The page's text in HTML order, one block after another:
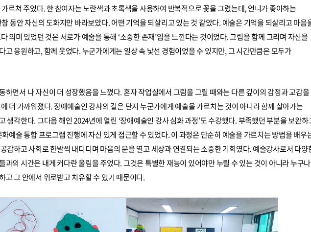
르쳐 주었다. 한 참여자는 노란색과 초록색을 사용하여 반복적으로 꽃을 그렸는데, 언니가 좋아하는
동안 자신의 도화지만 바라보았다. 어떤 기억을 되살리고 있는 것 같았다. 예술은 기억을 되살리고 마음
의미 있었던 것은 서로가 예술을 통해 ‘소중한 존재’임을 느낀다는 것이었다. 그림을 함께 그리며 자신을
고 응원하고, 함께 웃었다. 누군가에게는 일상 속 낯선 경험이었을 수 있지만, 그 시간만큼은 모두가
하면서 나 자신이 더 성장했음을 느꼈다. 혼자 작업실에서 그림을 그릴 때와는 다른 깊이의 감정과 교감을
더 가까워졌다. 장애예술인 강사의 길은 단지 누군가에게 예술을 가르치는 것이 아니라 함께 살아가는
생각한다. 그다음 해인 2024년에 열린 ‘장애예술인 강사 심화 과정’도 수강했다. 부족했던 부분을 보완하
예술 통합 프로그램 진행에 자신 있게 접근할 수 있었다. 이 과정은 단순히 예술을 가르치는 방법을 배우
감하고 사회로 한발씩 내디디며 마음의 문을 열고 세상과 연결되는 소중한 기회였다. 예술강사로서 다양
과의 시간은 내게 커다란 울림을 주었다. 그것은 특별한 재능이 있어야만 누릴 수 있는 것이 아니라 누구나
고 그 안에서 위로받고 치유할 수 있기 때문이다.